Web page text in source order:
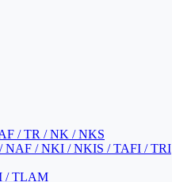
/ TR / NK / NKS
NAF / NKI / NKIS / TAFI / TRI
/ TLAM